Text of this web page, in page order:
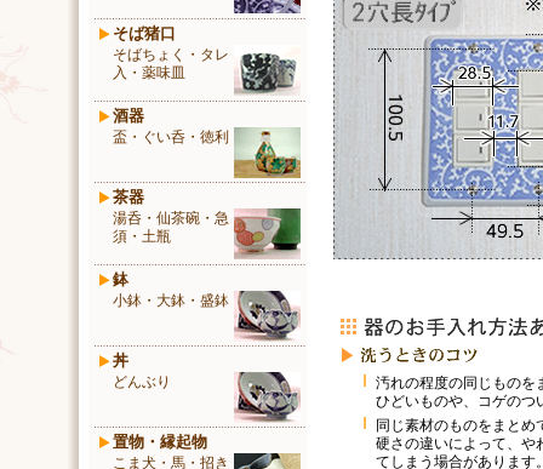
そば猪口
そばちょく・タレ
入・薬味皿
酒器
盃・ぐい呑・徳利
茶器
湯呑・仙茶碗・急
須・土瓶
鉢
小鉢・大鉢・盛鉢
丼
どんぶり
置物・縁起物
こま犬・馬・招き
汚れの程度の同じものを
ひどいものや、コゲのつ
同じ素材のものをまと
硬さの違いによって、や
てしまう場合があります